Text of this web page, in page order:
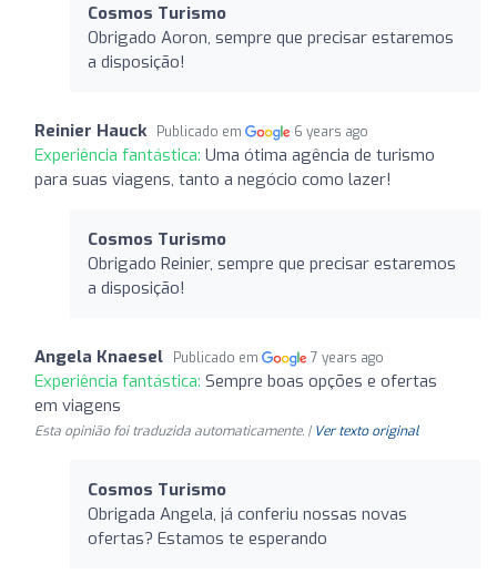
Cosmos Turismo
Obrigado Aoron, sempre que precisar estaremos
a disposição!
Reinier Hauck Publicado em 6 years ago
Experiência fantástica: Uma ótima agência de turismo
para suas viagens, tanto a negócio como lazer!
Cosmos Turismo
Obrigado Reinier, sempre que precisar estaremos
a disposição!
Angela Knaesel Publicado em 7 years ago
Experiência fantástica: Sempre boas opções e ofertas
em viagens
Esta opinião foi traduzida automaticamente. | Ver texto original
Cosmos Turismo
Obrigada Angela, já conferiu nossas novas
ofertas? Estamos te esperando